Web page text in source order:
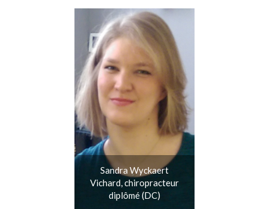
Sandra Wyckaert
Vichard, chiropracteur
diplômé (DC)